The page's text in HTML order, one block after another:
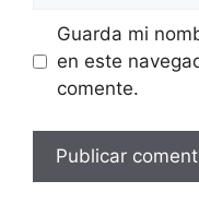
Guarda mi
en este
comente.